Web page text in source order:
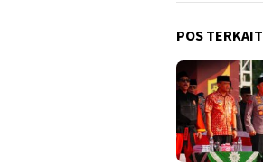
POS TERKAIT